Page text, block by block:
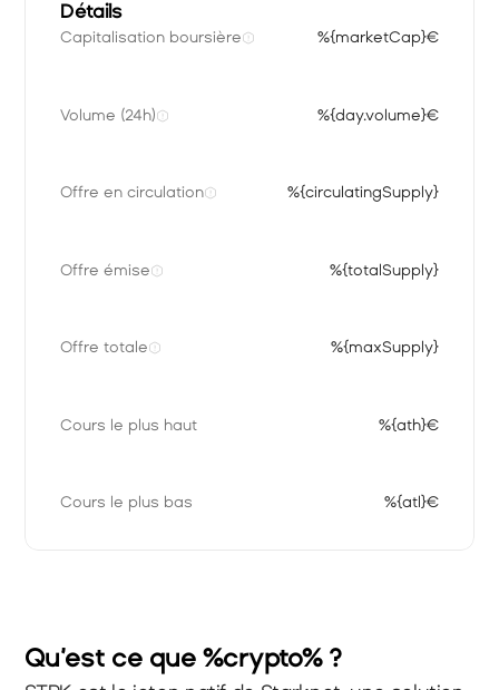
Détails
Capitalisation boursière %{marketCap}€
Volume (24h) %{day.volume}€
Offre en circulation %{circulatingSupply}
Offre émise %{totalSupply}
Offre totale %{maxSupply}
Cours le plus haut %{ath}€
Cours le plus bas %{atl}€
Qu’est ce que %crypto% ?